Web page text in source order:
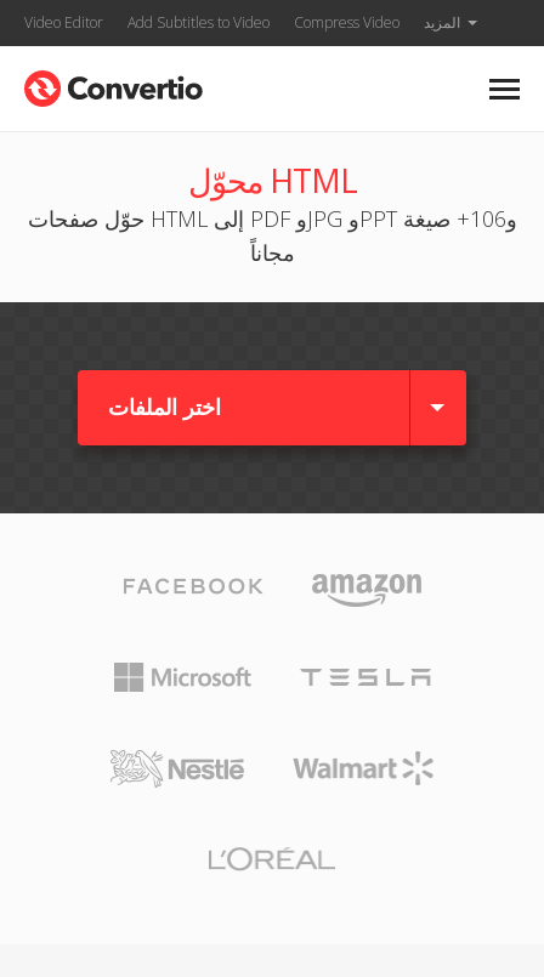
Video Editor Add Subtitles to Video Compress Video المزيد
محوّل HTML
حوّل صفحات HTML إلى PDF وJPG وPPT و106+ صيغة
مجاناً
اختر الملفات